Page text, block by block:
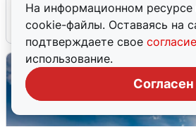
На информационном ресурсе
cookie-файлы. Оставаясь на
подтверждаете свое согласие
использование.
Согласен
7 августа 0